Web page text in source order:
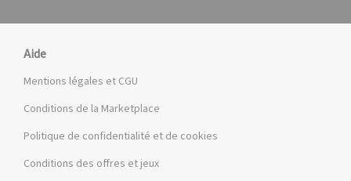
Aide
Mentions légales et CGU
Conditions de la Marketplace
Politique de confidentialité et de cookies
Conditions des offres et jeux